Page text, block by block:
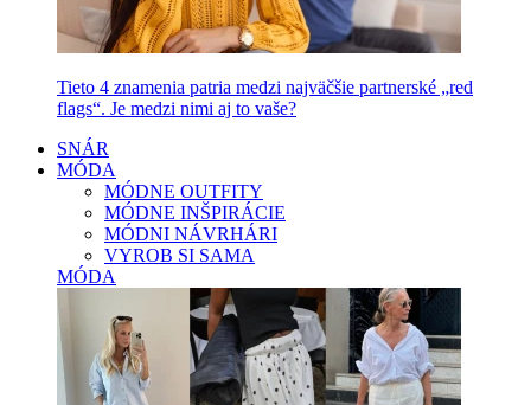
Tieto 4 znamenia patria medzi najväčšie partnerské „red
flags“. Je medzi nimi aj to vaše?
SNÁR
MÓDA
MÓDNE OUTFITY
MÓDNE INŠPIRÁCIE
MÓDNI NÁVRHÁRI
VYROB SI SAMA
MÓDA